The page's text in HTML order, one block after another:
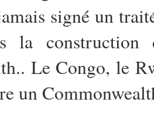
signé un
la construction
Le Congo, le
un